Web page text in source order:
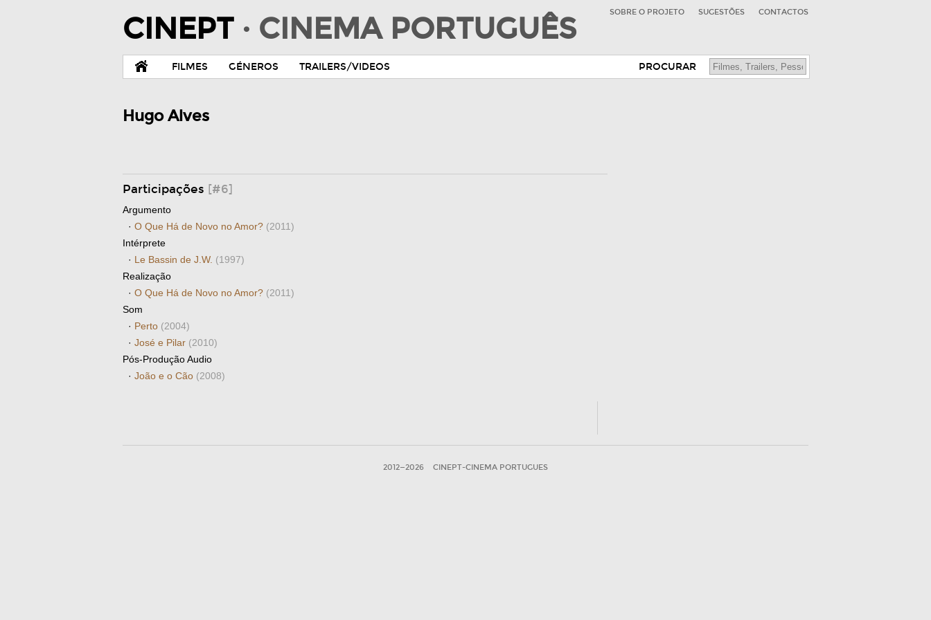
CINEPT · CINEMA PORTUGUÊS SOBRE O PROJETO SUGESTÕES CONTACTOS
FILMES GÉNEROS TRAILERS/VIDEOS PROCURAR
Hugo Alves
Participações [#6]
Argumento
· O Que Há de Novo no Amor? (2011)
Intérprete
· Le Bassin de J.W. (1997)
Realização
· O Que Há de Novo no Amor? (2011)
Som
· Perto (2004)
· José e Pilar (2010)
Pós-Produção Audio
· João e o Cão (2008)
2012—2026 CINEPT-CINEMA PORTUGUES